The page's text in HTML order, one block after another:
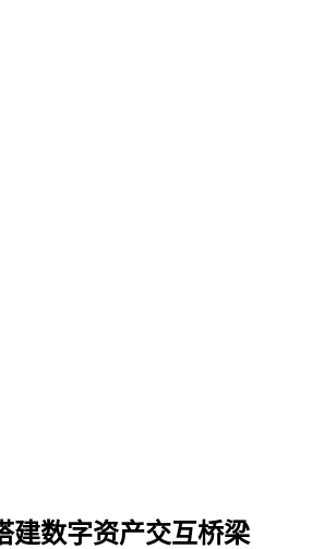
建数字资产交互桥梁